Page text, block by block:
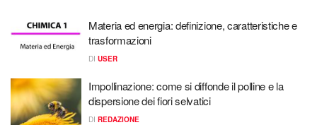
Materia ed energia: definizione, caratteristiche e
trasformazioni
DI USER
Impollinazione: come si diffonde il polline e la
dispersione dei fiori selvatici
DI REDAZIONE